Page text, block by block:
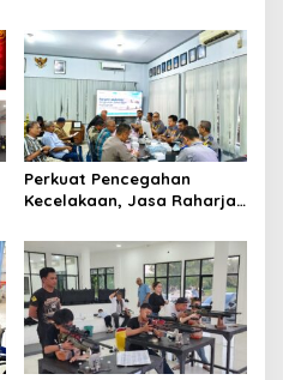
Mutiara Sentosa II di RS
PHC Surabaya
Perkuat Pencegahan
Kecelakaan, Jasa Raharja
Fasilitas Keselamatan
Jalan di Pontianak